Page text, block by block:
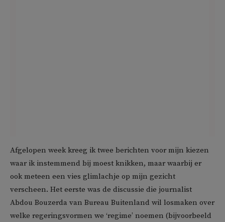
Afgelopen week kreeg ik twee berichten voor mijn kiezen
waar ik instemmend bij moest knikken, maar waarbij er
ook meteen een vies glimlachje op mijn gezicht
verscheen. Het eerste was de discussie die journalist
Abdou Bouzerda van Bureau Buitenland wil losmaken over
welke regeringsvormen we ‘regime’ noemen (bijvoorbeeld